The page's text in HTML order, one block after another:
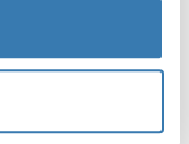
para un
fácil
producto
en horquilla
Portabicicletas de